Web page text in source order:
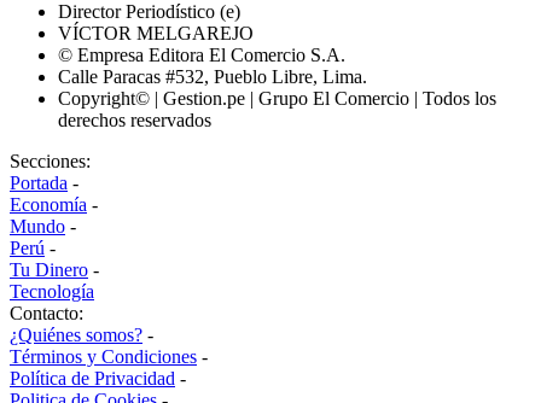
Director Periodístico (e)
VÍCTOR MELGAREJO
© Empresa Editora El Comercio S.A.
Calle Paracas #532, Pueblo Libre, Lima.
Copyright© | Gestion.pe | Grupo El Comercio | Todos los
derechos reservados
Secciones:
Portada -
Economía -
Mundo -
Perú -
Tu Dinero -
Tecnología
Contacto:
¿Quiénes somos? -
Términos y Condiciones -
Política de Privacidad -